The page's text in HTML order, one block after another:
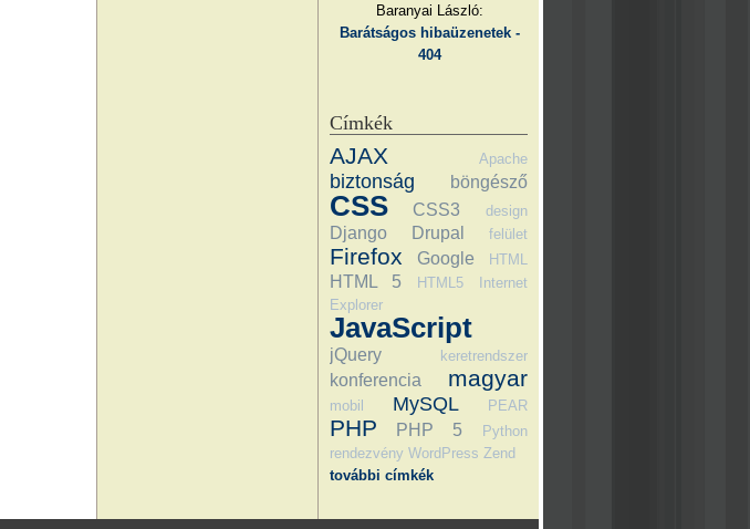
Baranyai László:
Barátságos hibaüzenetek -
404
Címkék
AJAX Apache
biztonság böngésző
CSS CSS3 design
Django Drupal felület
Firefox Google HTML
HTML 5 HTML5
Internet
Explorer
JavaScript
jQuery keretrendszer
konferencia magyar
mobil MySQL PEAR
PHP PHP 5
Python
rendezvény WordPress Zend
további címkék